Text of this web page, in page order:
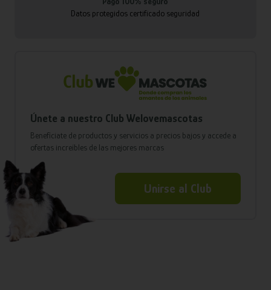
Datos protegidos certificado seguridad
Únete a nuestro Club Welovemascotas
Benefíciate de productos y servicios a precios bajos y accede a
ofertas increíbles de las mejores marcas
Unirse al Club